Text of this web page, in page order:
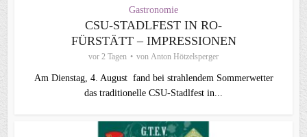
Gastronomie
CSU-STADLFEST IN RO-
FÜRSTÄTT – IMPRESSIONEN
vor 2 Tagen von Anton Hötzelsperger
Am Dienstag, 4. August fand bei strahlendem Sommerwetter
das traditionelle CSU-Stadlfest in...